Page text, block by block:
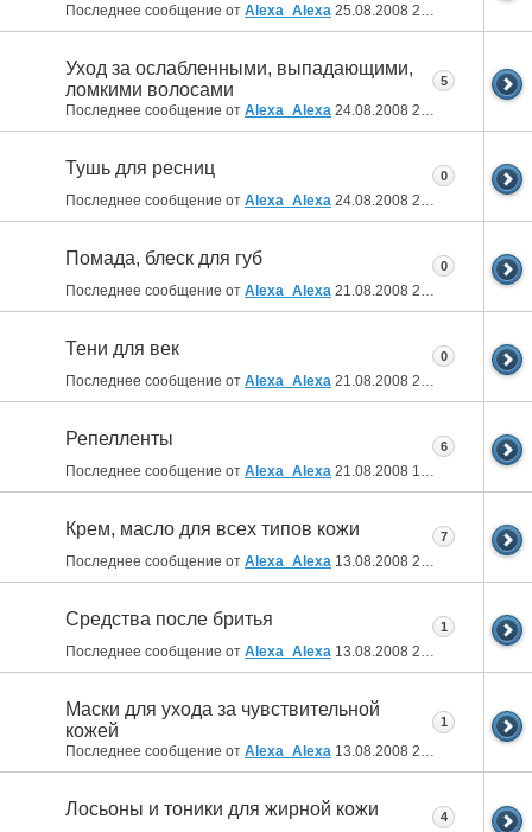
Последнее сообщение от Alexa_Alexa 25.08.2008 21:12
Уход за ослабленными, выпадающими,
ломкими волосами
Последнее сообщение от Alexa_Alexa 24.08.2008 23:53
5
Тушь для ресниц
Последнее сообщение от Alexa_Alexa 24.08.2008 23:48
0
Помада, блеск для губ
Последнее сообщение от Alexa_Alexa 21.08.2008 22:04
0
Тени для век
Последнее сообщение от Alexa_Alexa 21.08.2008 22:03
0
Репелленты
Последнее сообщение от Alexa_Alexa 21.08.2008 13:36
6
Крем, масло для всех типов кожи
Последнее сообщение от Alexa_Alexa 13.08.2008 21:41
7
Средства после бритья
Последнее сообщение от Alexa_Alexa 13.08.2008 21:39
1
Маски для ухода за чувствительной
кожей
Последнее сообщение от Alexa_Alexa 13.08.2008 21:38
1
Лосьоны и тоники для жирной кожи 4